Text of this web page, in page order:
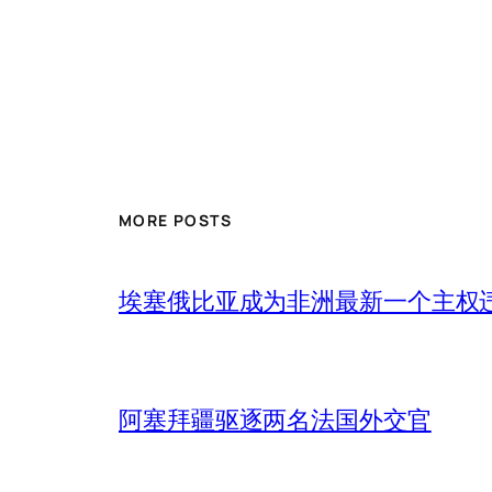
MORE POSTS
埃塞俄比亚成为非洲最新一个主权
阿塞拜疆驱逐两名法国外交官